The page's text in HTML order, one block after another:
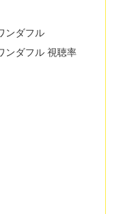
ンダフル
ンダフル 視聴率